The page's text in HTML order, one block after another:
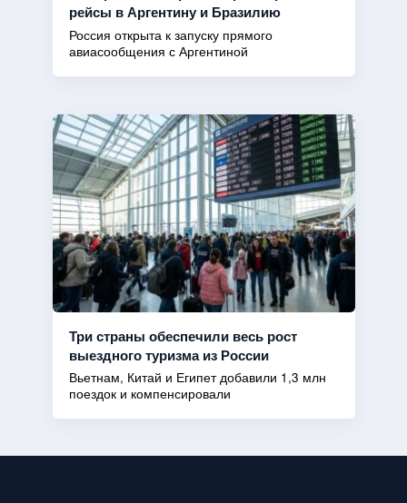
рейсы в Аргентину и Бразилию
Россия открыта к запуску прямого
авиасообщения с Аргентиной
Три страны обеспечили весь рост
выездного туризма из России
Вьетнам, Китай и Египет добавили 1,3 млн
поездок и компенсировали